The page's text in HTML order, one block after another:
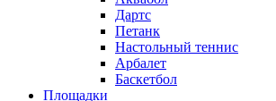
Дартс
Петанк
Настольный теннис
Арбалет
Баскетбол
Площадки